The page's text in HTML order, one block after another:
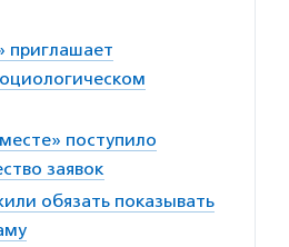
приглашает
поступило
заявок
обязать показывать